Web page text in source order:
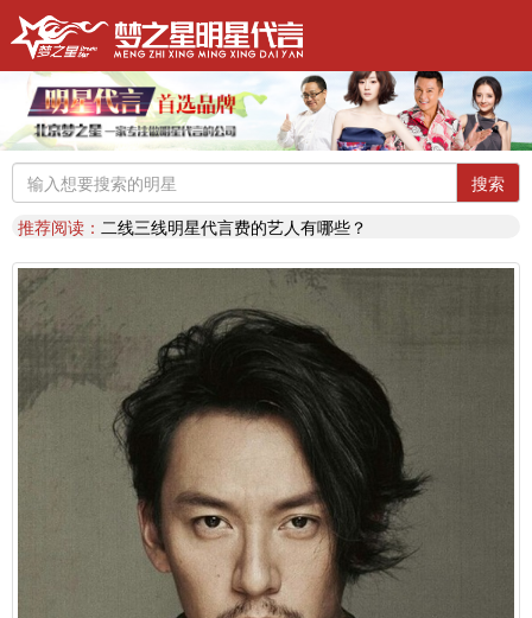
搜索
明星代言：找明星代言基本流程包括哪些?明星代言的工作流程
推荐阅读：2026年明星肖像代言费【8月实时更新】报价表
推荐阅读：2026年如何找明星代言,如何请明星代言,怎么选择明星代言,签约流程
明星代言：2026年诚招各地广告公司，策划公司合作代理明星资源
推荐阅读：找明星代言哪个渠道最好？费用多少？
代言知识：明星代言形式是什么样的？梦之星代言说明书
推荐阅读： 二线三线明星代言费的艺人有哪些？
明星代言：找明星代言基本流程包括哪些?明星代言的工作流程
推荐阅读：
2026年明星肖像代言费【8月实时更新】报价表